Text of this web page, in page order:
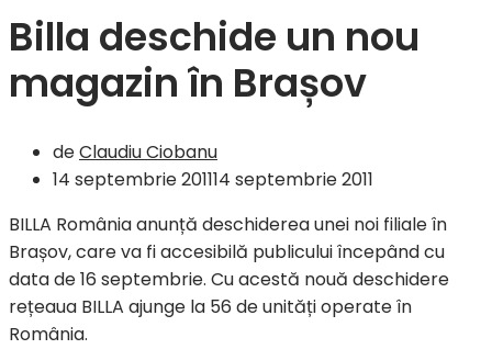
Billa deschide un nou
magazin în Brașov
deClaudiu Ciobanu
14 septembrie 201114 septembrie 2011
BILLA România anunță deschiderea unei noi filiale în
Brașov, care va fi accesibilă publicului începând cu
data de 16 septembrie. Cu acestă nouă deschidere
rețeaua BILLA ajunge la 56 de unități operate în
România.